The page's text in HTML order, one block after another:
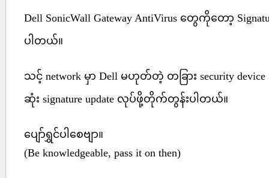
Dell SonicWall Gateway AntiVirus တွေကိုတော့
ပါတယ်။
သင့် network မှာ Dell မဟုတ်တဲ့ တခြား security
ဆုံး signature update လုပ်ဖို့တိုက်တွန်းပါတယ်။
ပျော်ရွှင်ပါစေဗျာ။
(Be knowledgeable, pass it on then)